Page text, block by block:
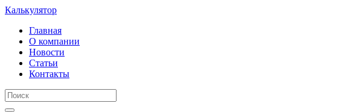
Калькулятор
Главная
О компании
Новости
Статьи
Контакты